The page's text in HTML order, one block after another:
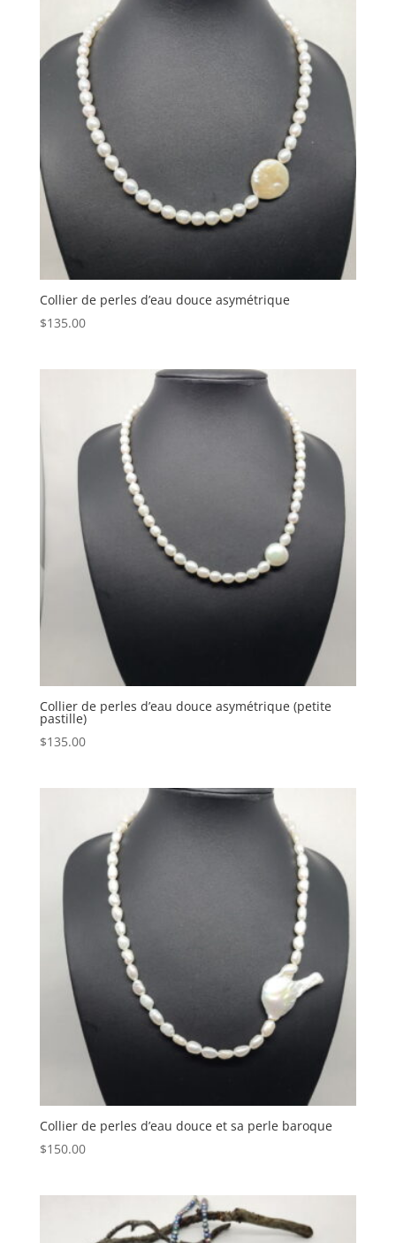
Collier de perles d’eau douce asymétrique
$135.00
Collier de perles d’eau douce asymétrique (petite
pastille)
$135.00
Collier de perles d’eau douce et sa perle baroque
$150.00